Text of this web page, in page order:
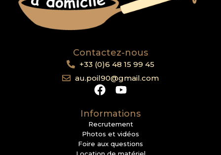
Contactez-nous
+33 (0)6 48 15 99 45
au.poil90@gmail.com
Informations
Recrutement
Photos et vidéos
Foire aux questions
Location de matériel